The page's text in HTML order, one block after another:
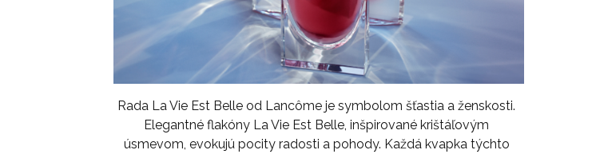
Rada La Vie Est Belle od Lancôme je symbolom šťastia a ženskosti.
Elegantné flakóny La Vie Est Belle, inšpirované krištáľovým
úsmevom, evokujú pocity radosti a pohody. Každá kvapka týchto